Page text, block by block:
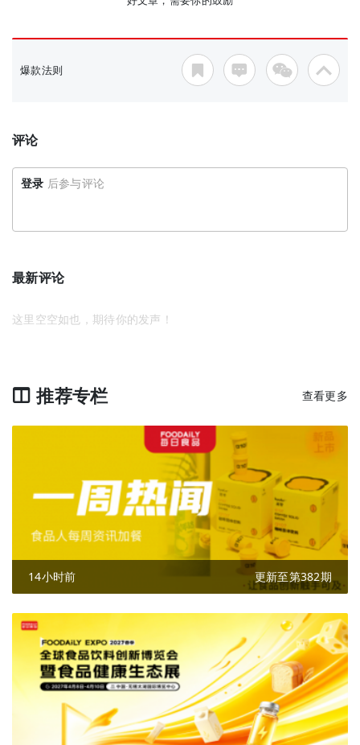
爆款法则
评论
登录 后参与评论
最新评论
这里空空如也，期待你的发声！
推荐专栏 查看更多
14小时前 更新至第382期